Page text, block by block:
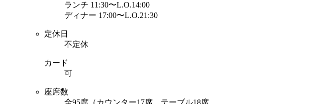
ランチ 11:30〜L.O.14:00
ディナー 17:00〜L.O.21:30
定休日
不定休
カード
可
座席数